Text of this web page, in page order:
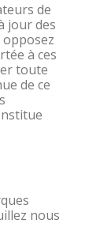
de
jour des
opposez
à ces
toute
de ce
nous